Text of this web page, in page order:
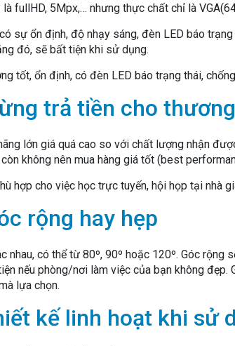
fullHD, 5Mpx,… nhưng thực chất chỉ là
sự ổn định, độ nhạy sáng, đèn LED báo
đó, sẽ bất tiện khi sử dụng.
tốt, ổn định, có đèn LED báo trạng thái,
trả tiền cho
lớn giá quá cao so với chất lượng nhận
không nên mua hàng giá tốt (best
hợp cho việc học trực tuyến, hội họp tại nhà
rộng hay hẹp
nhau, có thể từ 80º, 90º hoặc 120º. Góc rộng
nếu phòng/nơi làm việc của bạn không đẹp.
lựa chọn.
kế linh hoạt khi sử